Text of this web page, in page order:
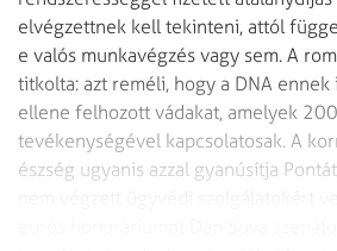
elvégzettnek kell tekinteni, attól
e valós munkavégzés vagy sem. A
titkolta: azt reméli, hogy a DNA
ellene felhozott vádakat, amely­ek
tevékenységével kapcsolatosak. A
észség ugyanis azzal gyanúsítja